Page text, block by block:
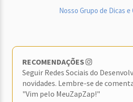
Nosso Grupo de Dicas
RECOMENDAÇÕES
Seguir Redes Sociais do
novidades. Lembre-se de
"Vim pelo MeuZapZap!"